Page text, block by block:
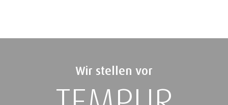
Wir stellen vor